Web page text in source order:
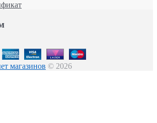
магазинов © 2026